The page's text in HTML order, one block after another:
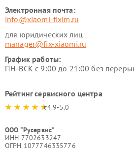
Электронная почта:
info@xiaomi-fixim.ru
для юридических лиц
manager@fix-xiaomi.ru
График работы:
ПН-ВСК с 9:00 до 21:00 без
Рейтинг сервисного центра
4.9-5.0
ООО "Русервис"
ИНН 7702633247
ОГРН 1077746335776